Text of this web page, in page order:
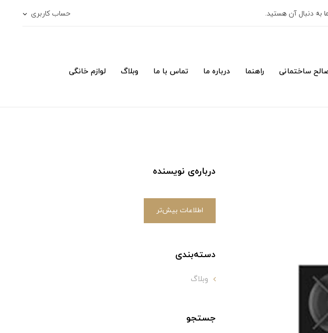
به دنبال آن هستید. حساب کاربری
ساختمانی راهنما درباره ما تماس با ما وبلاگ لوازم خانگی
درباره‌ی نویسنده
اطلاعات بیش‌تر
دسته‌بندی
وبلاگ
جستجو